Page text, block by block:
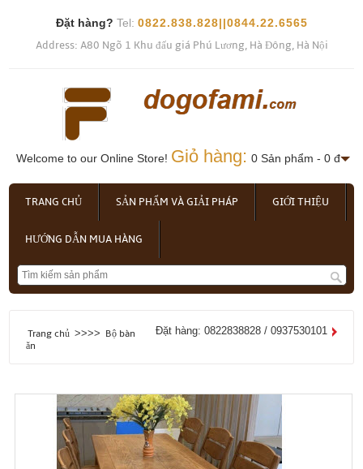
Đặt hàng? Tel: 0822.838.828||0844.22.6565
Address: A80 Ngõ 1 Khu đấu giá Phú Lương, Hà Đông, Hà Nội
Welcome to our Online Store! Giỏ hàng: 0 Sản phẩm - 0 đ
TRANG CHỦ SẢN PHẨM VÀ GIẢI PHÁP GIỚI THIỆU
HƯỚNG DẪN MUA HÀNG
Trang chủ >>>> Bộ bàn
ăn
Đặt hàng: 0822838828 / 0937530101